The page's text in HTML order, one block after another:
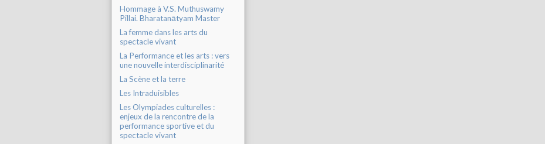
Hommage à V.S. Muthuswamy
Pillai. Bharatanātyam Master
La femme dans les arts du
spectacle vivant
La Performance et les arts : vers
une nouvelle interdisciplinarité
La Scène et la terre
Les Intraduisibles
Les Olympiades culturelles :
enjeux de la rencontre de la
performance sportive et du
spectacle vivant